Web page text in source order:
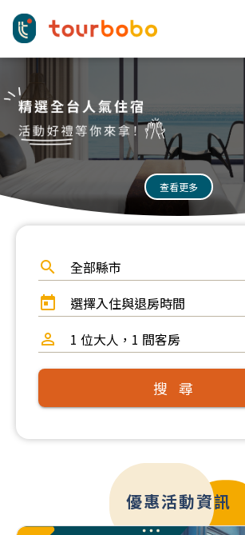
查看更多
search
全部縣市
today
選擇入住與退房時間
perm_identity
1 位大人 ，1 間客房
搜尋
優惠活動資訊